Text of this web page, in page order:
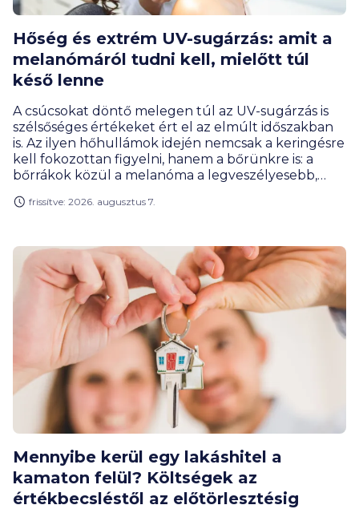
Hőség és extrém UV-sugárzás: amit a
melanómáról tudni kell, mielőtt túl
késő lenne
A csúcsokat döntő melegen túl az UV-sugárzás is
szélsőséges értékeket ért el az elmúlt időszakban
is. Az ilyen hőhullámok idején nemcsak a keringésre
kell fokozottan figyelni, hanem a bőrünkre is: a
bőrrákok közül a melanóma a legveszélyesebb,
közhiedelemmel ellentétben nem csak a közvetlen
szakorvos segítségével eloszlatja a leggyakoribb
tévhiteket, és bemutatja, mire érdemes figyelni az
önvizsgálat és a szűrés során. A pénztári
megtakarításból akár a rendszeres szűrést is ki
lehet fizetni.
frissítve: 2026. augusztus 7.
Mennyibe kerül egy lakáshitel a
kamaton felül? Költségek az
értékbecsléstől az előtörlesztésig